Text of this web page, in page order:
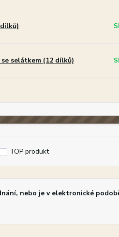
selátkem (12 dílků)
TOP produkt
nebo je v elektronické